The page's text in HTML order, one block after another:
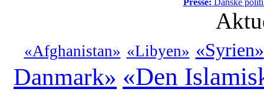
Presse: Danske
«Afghanistan» «Libyen» «Syrien»
Danmark» «Den